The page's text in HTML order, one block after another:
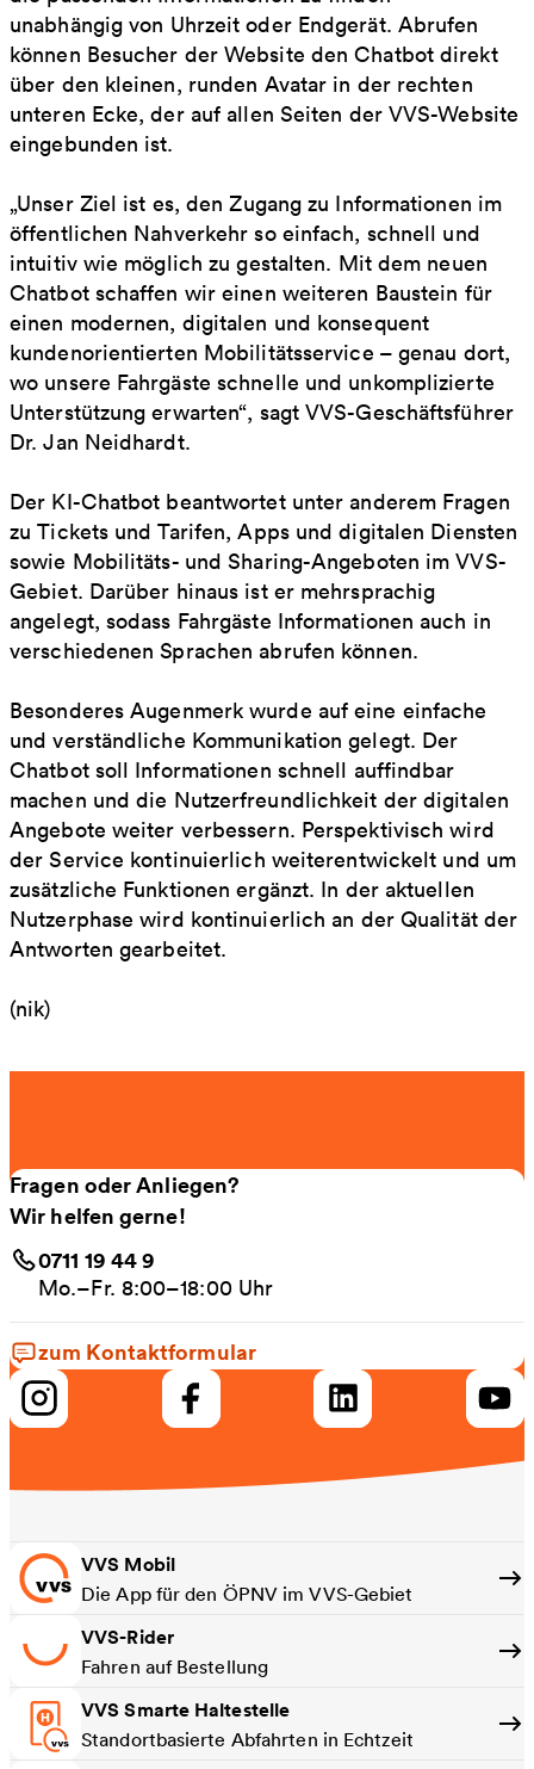
unabhängig von Uhrzeit oder Endgerät. Abrufen
können Besucher der Website den Chatbot direkt
über den kleinen, runden Avatar in der rechten
unteren Ecke, der auf allen Seiten der VVS-Website
eingebunden ist.
„Unser Ziel ist es, den Zugang zu Informationen im
öffentlichen Nahverkehr so einfach, schnell und
intuitiv wie möglich zu gestalten. Mit dem neuen
Chatbot schaffen wir einen weiteren Baustein für
einen modernen, digitalen und konsequent
kundenorientierten Mobilitätsservice – genau dort,
wo unsere Fahrgäste schnelle und unkomplizierte
Unterstützung erwarten“, sagt VVS-Geschäftsführer
Dr. Jan Neidhardt.
Der KI-Chatbot beantwortet unter anderem Fragen
zu Tickets und Tarifen, Apps und digitalen Diensten
sowie Mobilitäts- und Sharing-Angeboten im VVS-
Gebiet. Darüber hinaus ist er mehrsprachig
angelegt, sodass Fahrgäste Informationen auch in
verschiedenen Sprachen abrufen können.
Besonderes Augenmerk wurde auf eine einfache
und verständliche Kommunikation gelegt. Der
Chatbot soll Informationen schnell auffindbar
machen und die Nutzerfreundlichkeit der digitalen
Angebote weiter verbessern. Perspektivisch wird
der Service kontinuierlich weiterentwickelt und um
zusätzliche Funktionen ergänzt. In der aktuellen
Nutzerphase wird kontinuierlich an der Qualität der
Antworten gearbeitet.
(nik)
Fragen oder Anliegen?
Wir helfen gerne!
0711 19 44 9
Mo.–Fr. 8:00–18:00 Uhr
zum Kontaktformular
VVS Mobil
Die App für den ÖPNV im VVS-Gebiet
VVS-Rider
Fahren auf Bestellung
VVS Smarte Haltestelle
Standortbasierte Abfahrten in Echtzeit